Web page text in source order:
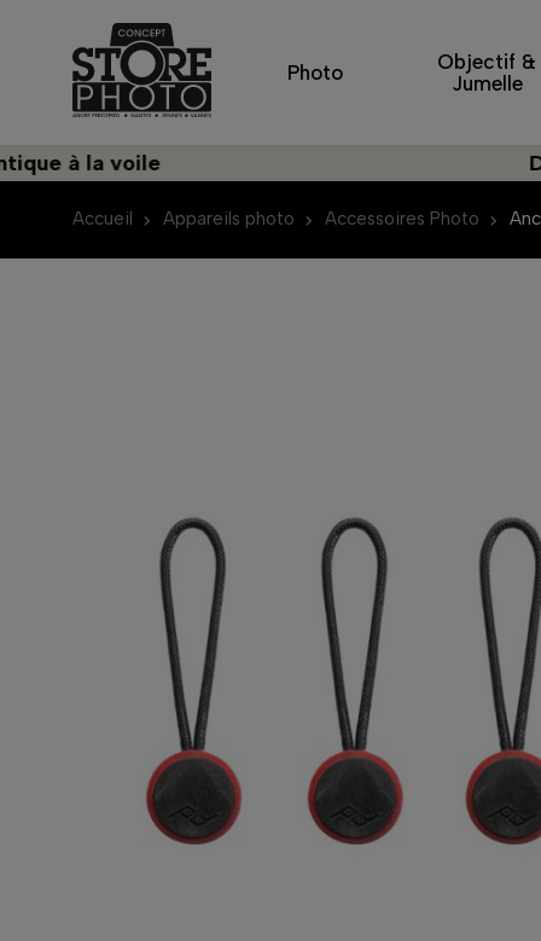
Photo
Objectif &
Jumelle
la voile
Accueil Appareils photo Accessoires Photo